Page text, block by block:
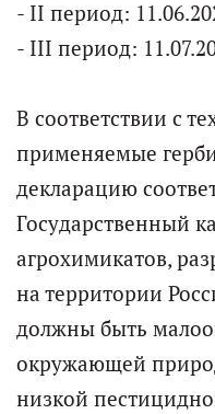
- II период:
- III период:
В соответствии с
применяемые
декларацию
Государственный
агрохимикатов,
на территории
должны быть
окружающей
низкой